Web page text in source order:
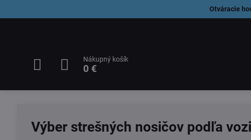
Otváracie
Nákupný košík
0 €
Výber strešných nosičov podľa